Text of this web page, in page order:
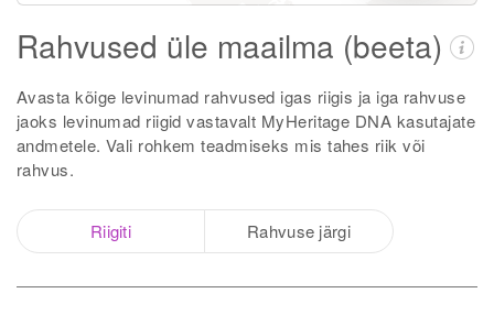
Rahvused üle maailma (beeta)
Avasta kõige levinumad rahvused igas riigis ja iga rahvuse
jaoks levinumad riigid vastavalt MyHeritage DNA kasutajate
andmetele. Vali rohkem teadmiseks mis tahes riik või
rahvus.
Riigiti Rahvuse järgi